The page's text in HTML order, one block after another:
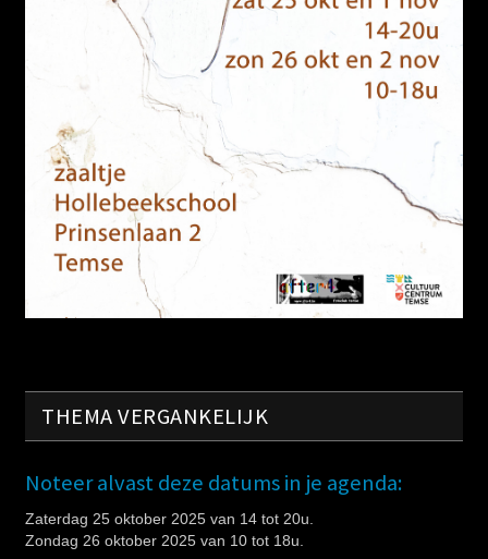
THEMA VERGANKELIJK
Noteer alvast deze datums in je agenda:
Zaterdag 25 oktober 2025 van 14 tot 20u.
Zondag 26 oktober 2025 van 10 tot 18u.